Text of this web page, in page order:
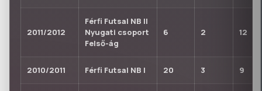
2011/2012
Férfi Futsal NB II
Nyugati csoport
Felső-ág
6 2 12
2010/2011 Férfi Futsal NB I 20 3 9